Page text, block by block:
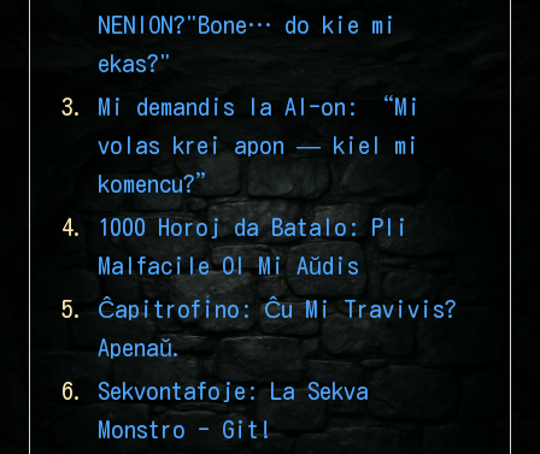
NENION?"Bone… do kie mi
ekas?"
Mi demandis la AI-on: “Mi
volas krei apon — kiel mi
komencu?”
1000 Horoj da Batalo: Pli
Malfacile Ol Mi Aŭdis
Ĉapitrofino: Ĉu Mi Travivis?
Apenaŭ.
Sekvontafoje: La Sekva
Monstro - Git!